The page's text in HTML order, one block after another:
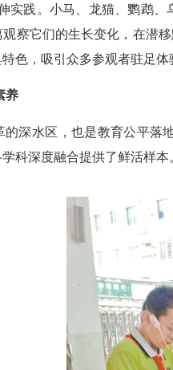
实践。小马、龙猫、鹦鹉
察它们的生长变化，在潜
色，吸引众多参观者驻足体
养
水区，也是教育公平落地
科深度融合提供了鲜活样本